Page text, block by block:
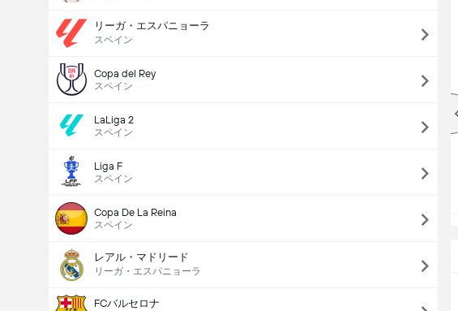
リーガ・エスパニョーラ
スペイン
Copa del Rey
スペイン
LaLiga 2
スペイン
Liga F
スペイン
Copa De La Reina
スペイン
レアル・マドリード
リーガ・エスパニョーラ
FCバルセロナ
試合のゴールの合計 (2.5)
合計票数: 47,434